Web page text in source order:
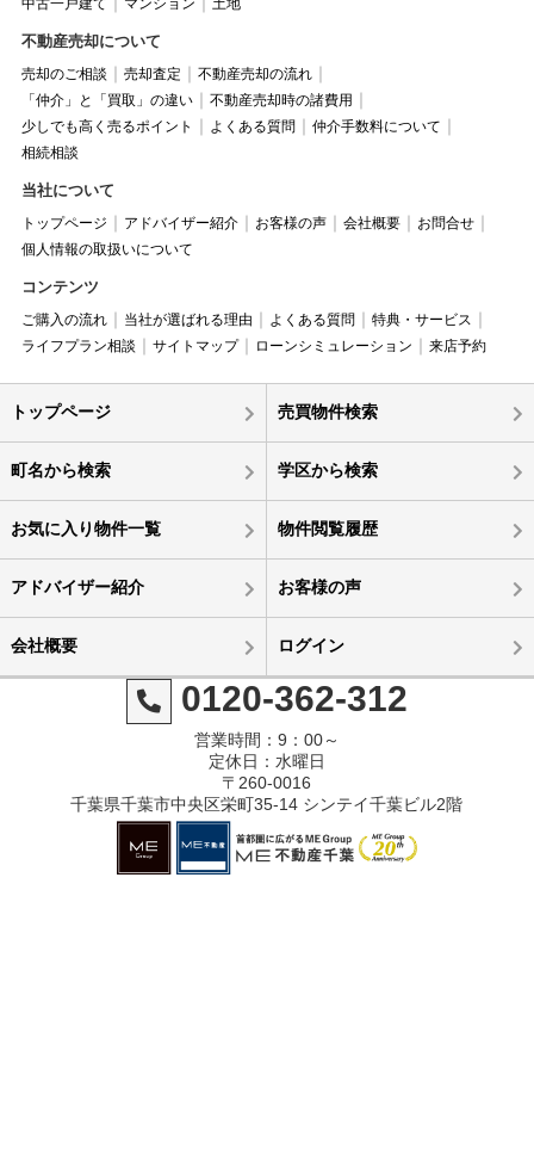
中古一戸建て
マンション 土地
不動産売却について
売却のご相談 売却査定
不動産売却の流れ
「仲介」と「買取」の違い
不動産売却時の諸費用
少しでも高く売るポイント
よくある質問
仲介手数料について
相続相談
当社について
トップページ アドバイザー紹介 お客様の声 会社概要
お問合せ
個人情報の取扱いについて
コンテンツ
ご購入の流れ 当社が選ばれる理由 よくある質問
特典・サービス
ライフプラン相談
サイトマップ ローンシミュレーション 来店予約
トップページ 売買物件検索
町名から検索 学区から検索
お気に入り物件一覧 物件閲覧履歴
アドバイザー紹介 お客様の声
会社概要 ログイン
0120-362-312
営業時間：9：00～
定休日：水曜日
〒260-0016
千葉県千葉市中央区栄町35-14 シンテイ千葉ビル2階